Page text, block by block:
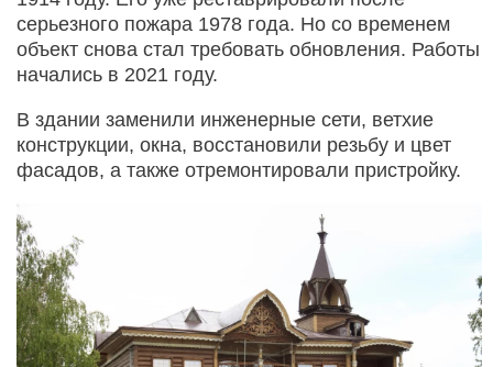
серьезного пожара 1978 года. Но со временем
объект снова стал требовать обновления. Работы
начались в 2021 году.
В здании заменили инженерные сети, ветхие
конструкции, окна, восстановили резьбу и цвет
фасадов, а также отремонтировали пристройку.